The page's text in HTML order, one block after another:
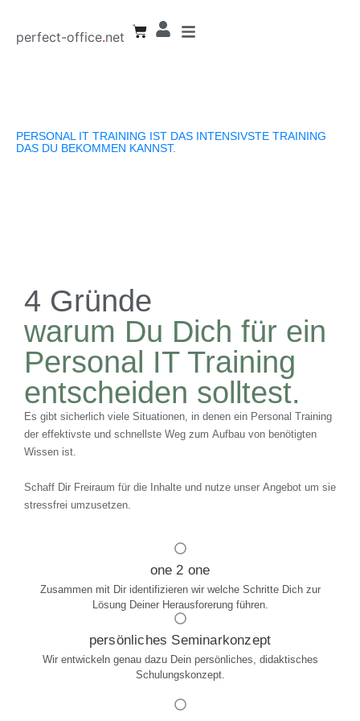
perfect-office.net
PERSONAL IT TRAINING IST DAS INTENSIVSTE TRAINING
DAS DU BEKOMMEN KANNST.
4 Gründe
warum Du Dich für ein
Personal IT Training
entscheiden solltest.
Es gibt sicherlich viele Situationen, in denen ein Personal Training
der effektivste und schnellste Weg zum Aufbau von benötigten
Wissen ist.
Schaff Dir Freiraum für die Inhalte und nutze unser Angebot um sie
stressfrei umzusetzen.
one 2 one
Zusammen mit Dir identifizieren wir welche Schritte Dich zur
Lösung Deiner Herausforerung führen.
persönliches Seminarkonzept
Wir entwickeln genau dazu Dein persönliches, didaktisches
Schulungskonzept.